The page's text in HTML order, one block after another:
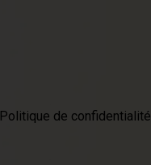
Politique de confidentialité